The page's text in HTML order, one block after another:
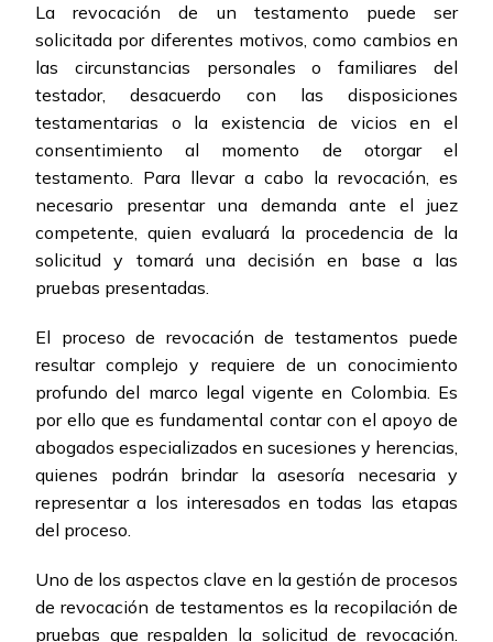
La revocación de un testamento puede ser
solicitada por diferentes motivos, como cambios en
las circunstancias personales o familiares del
testador, desacuerdo con las disposiciones
testamentarias o la existencia de vicios en el
consentimiento al momento de otorgar el
testamento. Para llevar a cabo la revocación, es
necesario presentar una demanda ante el juez
competente, quien evaluará la procedencia de la
solicitud y tomará una decisión en base a las
pruebas presentadas.
El proceso de revocación de testamentos puede
resultar complejo y requiere de un conocimiento
profundo del marco legal vigente en Colombia. Es
por ello que es fundamental contar con el apoyo de
abogados especializados en sucesiones y herencias,
quienes podrán brindar la asesoría necesaria y
representar a los interesados en todas las etapas
del proceso.
Uno de los aspectos clave en la gestión de procesos
de revocación de testamentos es la recopilación de
pruebas que respalden la solicitud de revocación.